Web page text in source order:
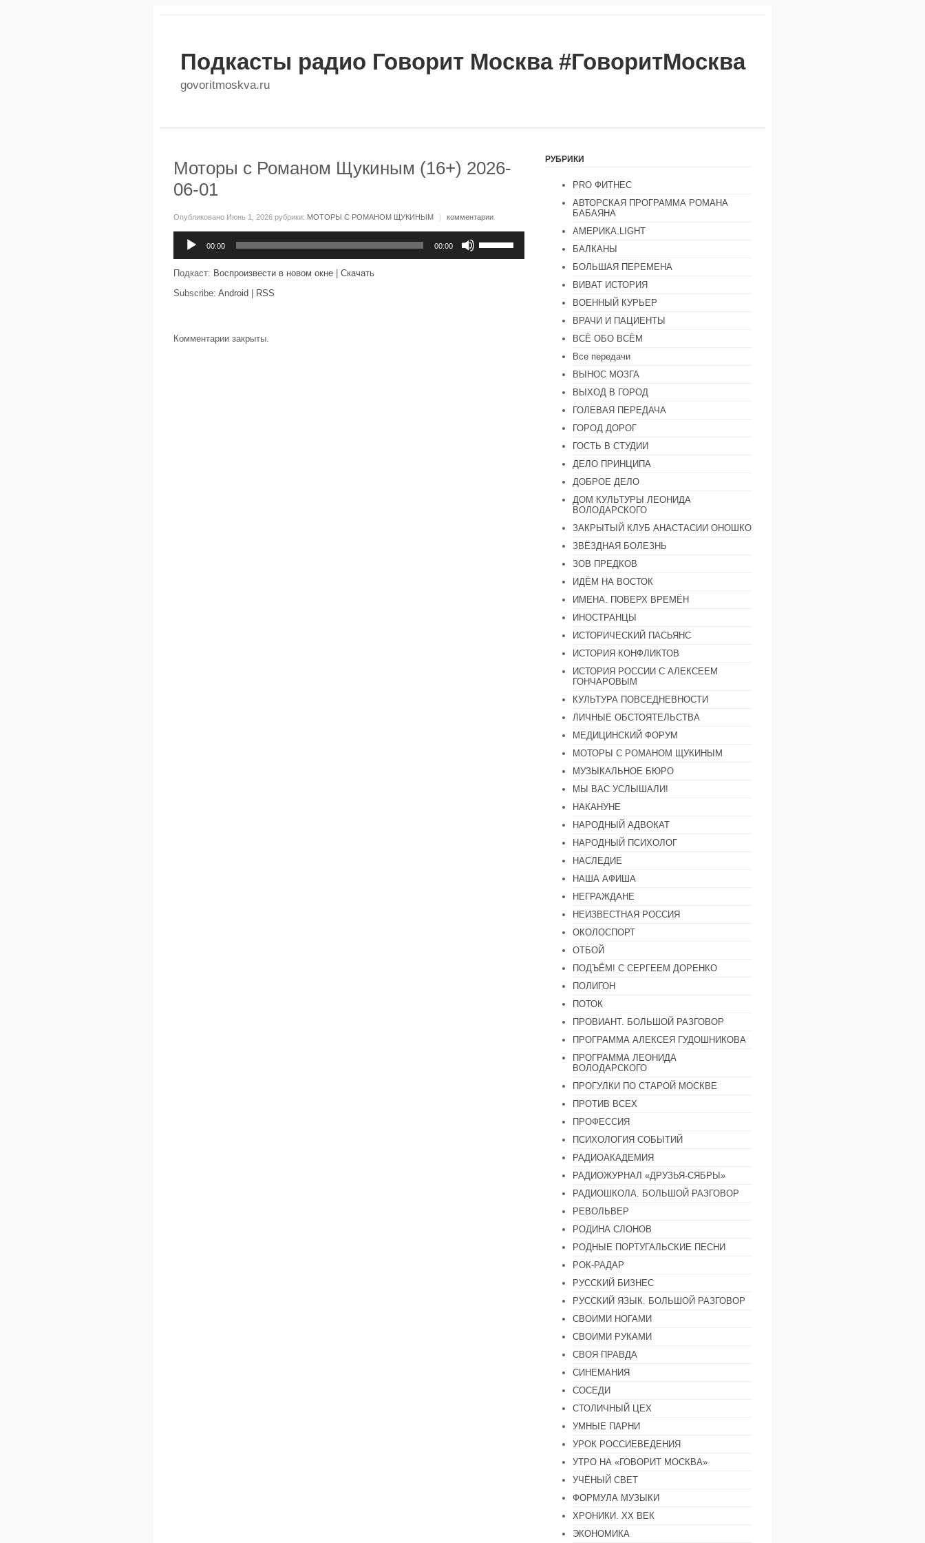
Подкасты радио Говорит Москва #ГоворитМосква
govoritmoskva.ru
Моторы с Романом Щукиным (16+) 2026-
06-01
Опубликовано Июнь 1, 2026 рубрики: МОТОРЫ С РОМАНОМ ЩУКИНЫМ | комментарии
00:00 00:00
клавиши
Подкаст: Воспроизвести в новом окне
Скачать
Subscribe: Android RSS
Комментарии закрыты.
РУБРИКИ
PRO ФИТНЕС
АВТОРСКАЯ ПРОГРАММА РОМАНА
БАБАЯНА
АМЕРИКА.LIGHT
БАЛКАНЫ
БОЛЬШАЯ ПЕРЕМЕНА
ВИВАТ ИСТОРИЯ
ВОЕННЫЙ КУРЬЕР
ВРАЧИ И ПАЦИЕНТЫ
ВСЁ ОБО ВСЁМ
Все передачи
ВЫНОС МОЗГА
ВЫХОД В ГОРОД
ГОЛЕВАЯ ПЕРЕДАЧА
ГОРОД ДОРОГ
ГОСТЬ В СТУДИИ
ДЕЛО ПРИНЦИПА
ДОБРОЕ ДЕЛО
ДОМ КУЛЬТУРЫ ЛЕОНИДА
ВОЛОДАРСКОГО
ЗАКРЫТЫЙ КЛУБ АНАСТАСИИ ОНОШКО
ЗВЁЗДНАЯ БОЛЕЗНЬ
ЗОВ ПРЕДКОВ
ИДЁМ НА ВОСТОК
ИМЕНА. ПОВЕРХ ВРЕМЁН
ИНОСТРАНЦЫ
ИСТОРИЧЕСКИЙ ПАСЬЯНС
ИСТОРИЯ КОНФЛИКТОВ
ИСТОРИЯ РОССИИ С АЛЕКСЕЕМ
ГОНЧАРОВЫМ
КУЛЬТУРА ПОВСЕДНЕВНОСТИ
ЛИЧНЫЕ ОБСТОЯТЕЛЬСТВА
МЕДИЦИНСКИЙ ФОРУМ
МОТОРЫ С РОМАНОМ ЩУКИНЫМ
МУЗЫКАЛЬНОЕ БЮРО
МЫ ВАС УСЛЫШАЛИ!
НАКАНУНЕ
НАРОДНЫЙ АДВОКАТ
НАРОДНЫЙ ПСИХОЛОГ
НАСЛЕДИЕ
НАША АФИША
НЕГРАЖДАНЕ
НЕИЗВЕСТНАЯ РОССИЯ
ОКОЛОСПОРТ
ОТБОЙ
ПОДЪЁМ! С СЕРГЕЕМ ДОРЕНКО
ПОЛИГОН
ПОТОК
ПРОВИАНТ. БОЛЬШОЙ РАЗГОВОР
ПРОГРАММА АЛЕКСЕЯ ГУДОШНИКОВА
ПРОГРАММА ЛЕОНИДА
ВОЛОДАРСКОГО
ПРОГУЛКИ ПО СТАРОЙ МОСКВЕ
ПРОТИВ ВСЕХ
ПРОФЕССИЯ
ПСИХОЛОГИЯ СОБЫТИЙ
РАДИОАКАДЕМИЯ
РАДИОЖУРНАЛ «ДРУЗЬЯ-СЯБРЫ»
РАДИОШКОЛА. БОЛЬШОЙ РАЗГОВОР
РЕВОЛЬВЕР
РОДИНА СЛОНОВ
РОДНЫЕ ПОРТУГАЛЬСКИЕ ПЕСНИ
РОК-РАДАР
РУССКИЙ БИЗНЕС
РУССКИЙ ЯЗЫК. БОЛЬШОЙ РАЗГОВОР
СВОИМИ НОГАМИ
СВОИМИ РУКАМИ
СВОЯ ПРАВДА
СИНЕМАНИЯ
СОСЕДИ
СТОЛИЧНЫЙ ЦЕХ
УМНЫЕ ПАРНИ
УРОК РОССИЕВЕДЕНИЯ
УТРО НА «ГОВОРИТ МОСКВА»
УЧЁНЫЙ СВЕТ
ФОРМУЛА МУЗЫКИ
ХРОНИКИ. ХХ ВЕК
ЭКОНОМИКА